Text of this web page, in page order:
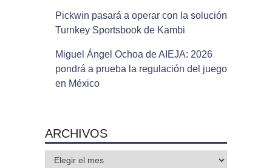
Pickwin pasará a operar con la solución
Turnkey Sportsbook de Kambi
Miguel Ángel Ochoa de AIEJA: 2026
pondrá a prueba la regulación del juego
en México
ARCHIVOS
Archivos